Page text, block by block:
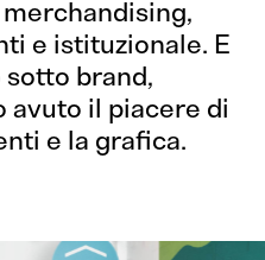
e istituzionale. E
sotto brand,
avuto il piacere di
e la grafica.